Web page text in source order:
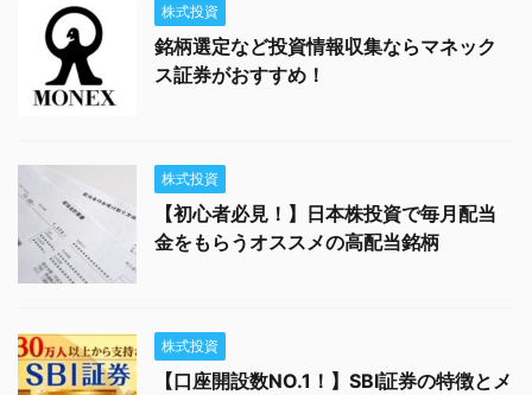
株式投資
銘柄選定など投資情報収集ならマネック
ス証券がおすすめ！
株式投資
【初心者必見！】日本株投資で毎月配当
金をもらうオススメの高配当銘柄
株式投資
【口座開設数NO.1！】SBI証券の特徴とメ